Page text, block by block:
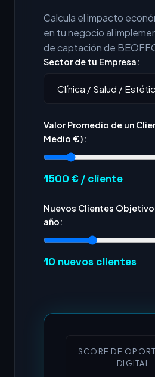
Calcula el impacto
en tu negocio al
de captación de
Sector de tu Empresa:
Valor Promedio de un
Medio €):
1500 € / cliente
Nuevos Clientes
año:
10 nuevos clientes
SCORE DE
DIGITAL